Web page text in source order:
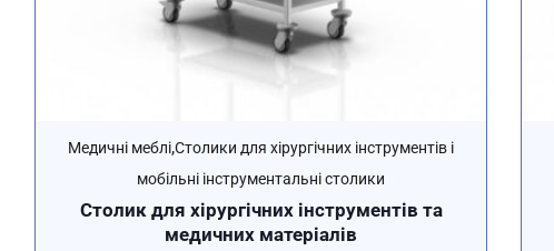
Медичні меблі,Столики для хірургічних інструментів і
мобільні інструментальні столики
Столик для хірургічних інструментів та
медичних матеріалів